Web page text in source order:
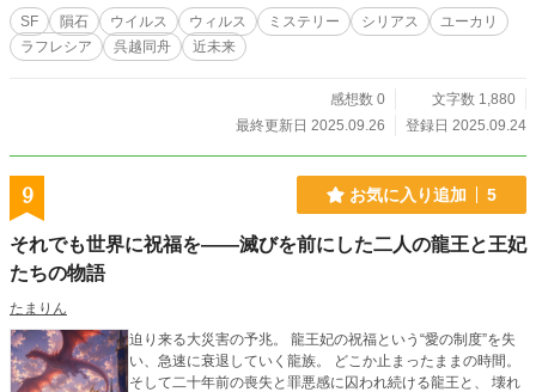
SF 隕石 ウイルス ウィルス ミステリー シリアス
ユーカリ
ラフレシア
呉越同舟 近未来
感想数 0
文字数 1,880
最終更新日 2025.09.26
登録日 2025.09.24
9 お気に入り追加 5
それでも世界に祝福を――滅びを前にした二人の龍王と王妃
たちの物語
たまりん
迫り来る大災害の予兆。 龍王妃の祝福という“愛の制度”を失
い、急速に衰退していく龍族。 どこか止まったままの時間。
そして二十年前の喪失と罪悪感に囚われ続ける龍王と、 壊れ